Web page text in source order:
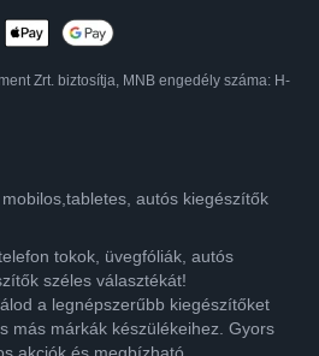
Zrt. biztosítja, MNB engedély száma: H-
autós kiegészítők
tokok, üvegfóliák, autós
széles választékát!
a legnépszerűbb kiegészítőket
más márkák készülékeihez. Gyors
akciók és megbízható